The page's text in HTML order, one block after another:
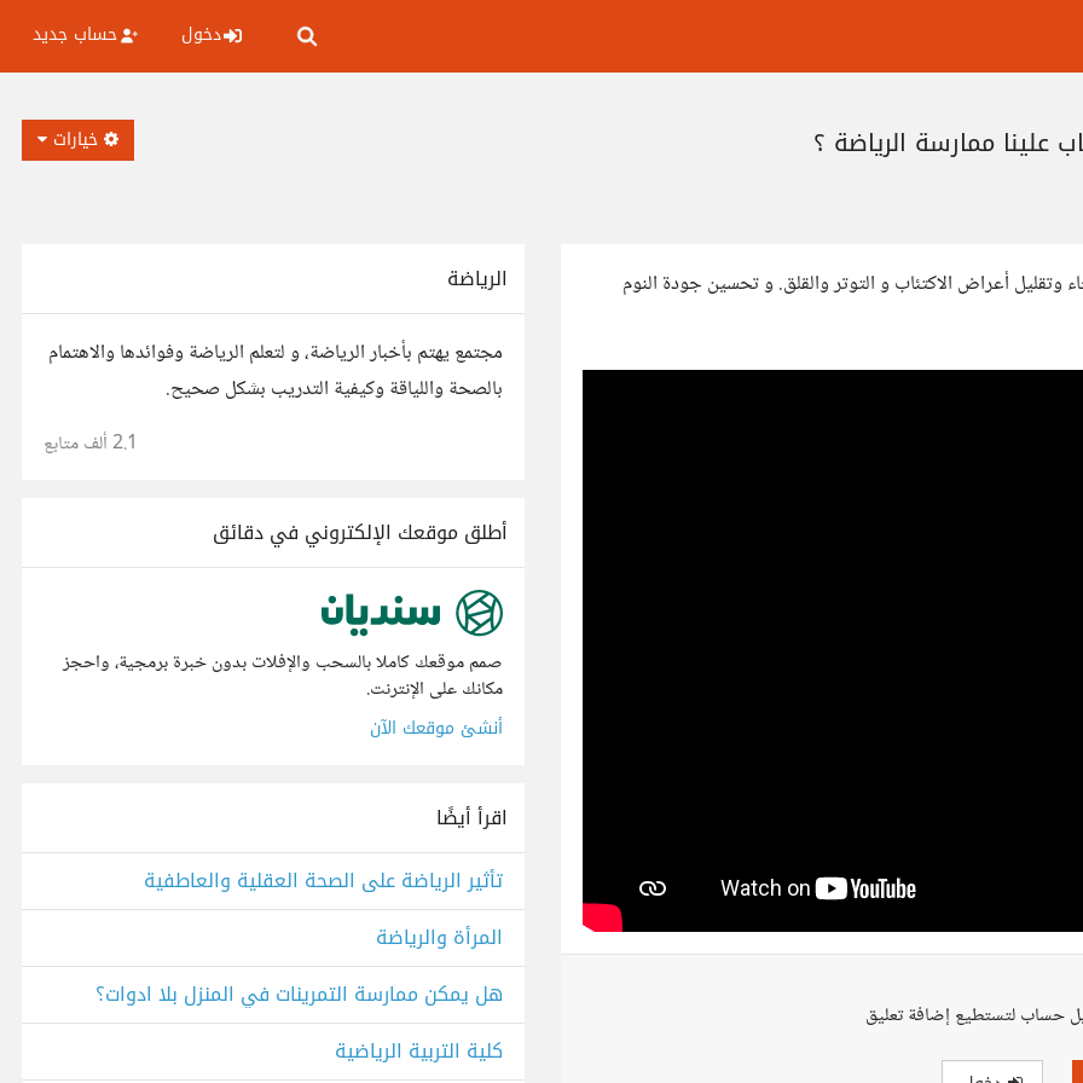
دخول حساب جديد
ممارسة الرياضة ؟ خيارات
أعراض الاكتئاب و التوتر والقلق. و تحسين جودة النوم
حساب لتستطيع إضافة تعليق
الرياضة
مجتمع يهتم بأخبار الرياضة، و لتعلم الرياضة وفوائدها والاهتمام
بالصحة واللياقة وكيفية التدريب بشكل صحيح.
2.1 ألف متابع
أطلق موقعك الإلكتروني في دقائق
صمم موقعك كاملا بالسحب والإفلات بدون خبرة برمجية، واحجز
مكانك على الإنترنت.
أنشئ موقعك الآن
اقرأ أيضًا
تأثير الرياضة على الصحة العقلية والعاطفية
المرأة والرياضة
هل يمكن ممارسة التمرينات في المنزل بلا ادوات؟
كلية التربية الرياضية